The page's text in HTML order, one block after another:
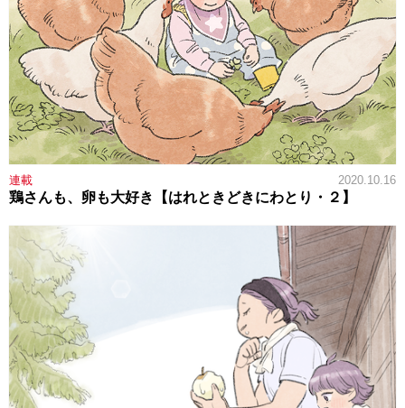
連載 2020.10.16
鶏さんも、卵も大好き【はれときどきにわとり・２】